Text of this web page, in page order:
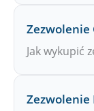
Zezwolenie
Jak wykupić
Zezwolenie